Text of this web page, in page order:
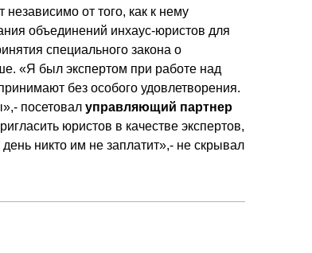
от того, как к нему
объединений инхаус-юристов для
специального закона о
«Я был экспертом при работе над
без особого удовлетворения.
посетовал управляющий партнер
юристов в качестве экспертов,
никто им не заплатит»,- не скрывал